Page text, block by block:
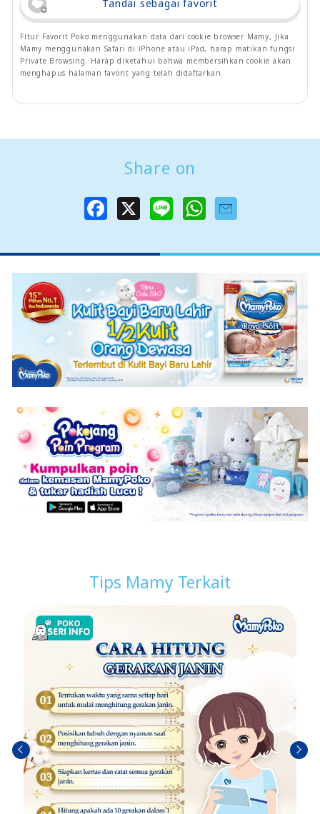
Tandai sebagai favorit
Fitur Favorit Poko menggunakan data dari cookie browser Mamy, Jika
Mamy menggunakan Safari di iPhone atau iPad, harap matikan fungsi
Private Browsing. Harap diketahui bahwa membersihkan cookie akan
menghapus halaman favorit yang telah didaftarkan.
Share on
o
o
W
A
Tips Mamy Terkait
Sebel
umn
ya
Berik
utny